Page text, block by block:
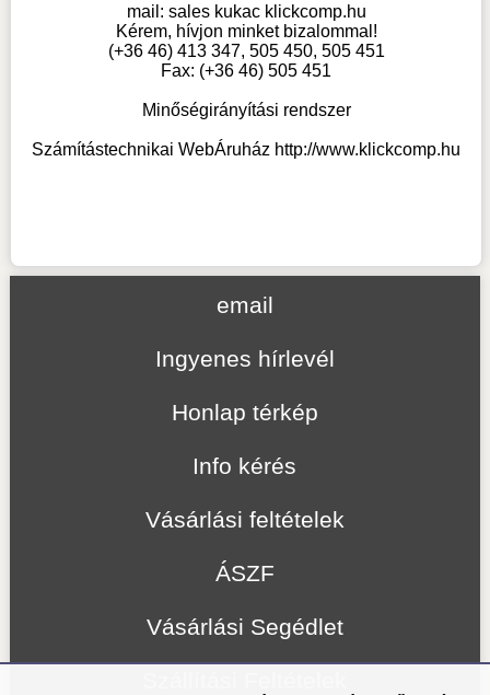
mail: sales kukac klickcomp.hu
Kérem, hívjon minket bizalommal!
(+36 46) 413 347, 505 450, 505 451
Fax: (+36 46) 505 451
Minőségirányítási rendszer
Számítástechnikai WebÁruház http://www.klickcomp.hu
email
Ingyenes hírlevél
Honlap térkép
Info kérés
Vásárlási feltételek
ÁSZF
Vásárlási Segédlet